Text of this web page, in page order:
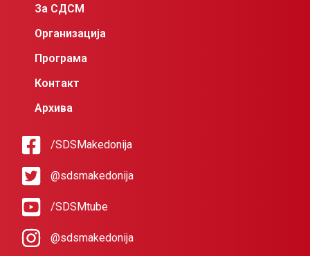
За СДСМ
Организација
Програма
Контакт
Архива
/SDSMakedonija
@sdsmakedonija
/SDSMtube
@sdsmakedonija